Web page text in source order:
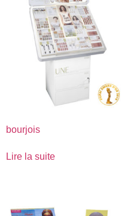
bourjois
Lire la suite